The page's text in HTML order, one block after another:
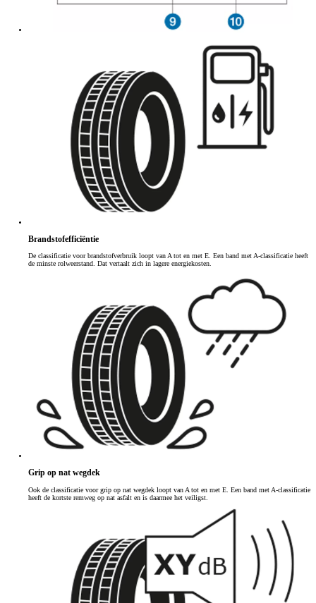
Brandstofefficiëntie
De classificatie voor brandstofverbruik loopt van A tot en met E. Een band met A-classificatie heeft
de minste rolweerstand. Dat vertaalt zich in lagere energiekosten.
Grip op nat wegdek
Ook de classificatie voor grip op nat wegdek loopt van A tot en met E. Een band met A-classificatie
heeft de kortste remweg op nat asfalt en is daarmee het veiligst.